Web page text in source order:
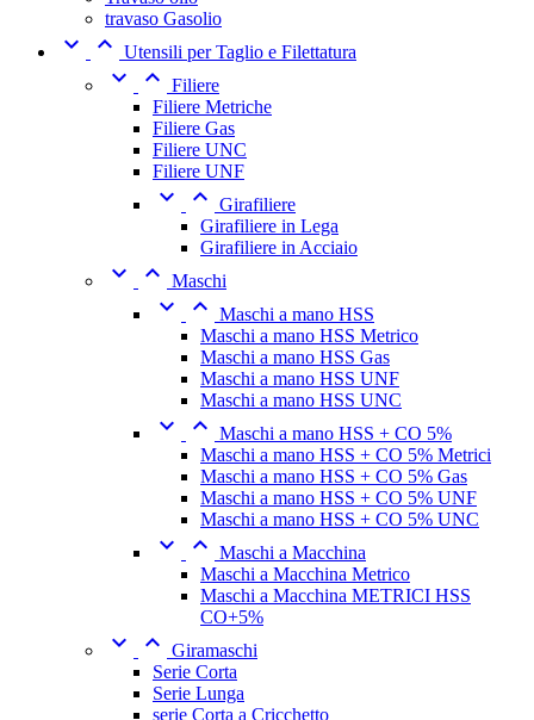
travaso Gasolio
  Utensili per Taglio e Filettatura
  Filiere
Filiere Metriche
Filiere Gas
Filiere UNC
Filiere UNF
  Girafiliere
Girafiliere in Lega
Girafiliere in Acciaio
  Maschi
  Maschi a mano HSS
Maschi a mano HSS Metrico
Maschi a mano HSS Gas
Maschi a mano HSS UNF
Maschi a mano HSS UNC
  Maschi a mano HSS + CO 5%
Maschi a mano HSS + CO 5% Metrici
Maschi a mano HSS + CO 5% Gas
Maschi a mano HSS + CO 5% UNF
Maschi a mano HSS + CO 5% UNC
  Maschi a Macchina
Maschi a Macchina Metrico
Maschi a Macchina METRICI HSS
CO+5%
  Giramaschi
Serie Corta
Serie Lunga
serie Corta a Cricchetto